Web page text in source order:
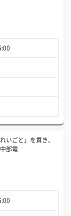
いごと」を貫き、
部電